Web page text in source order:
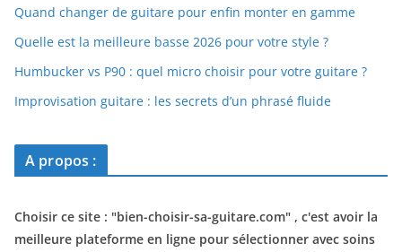
Quand changer de guitare pour enfin monter en gamme
Quelle est la meilleure basse 2026 pour votre style ?
Humbucker vs P90 : quel micro choisir pour votre guitare ?
Improvisation guitare : les secrets d’un phrasé fluide
A propos :
Choisir ce site : "bien-choisir-sa-guitare.com" , c'est avoir la
meilleure plateforme en ligne pour sélectionner avec soins